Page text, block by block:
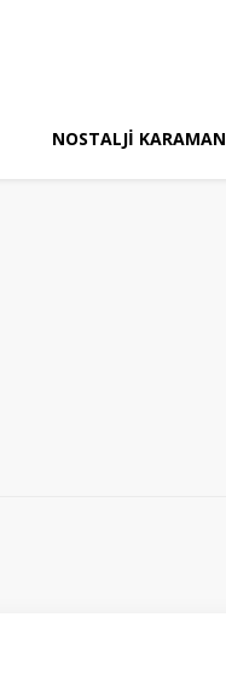
NOSTALJI KARAMAN